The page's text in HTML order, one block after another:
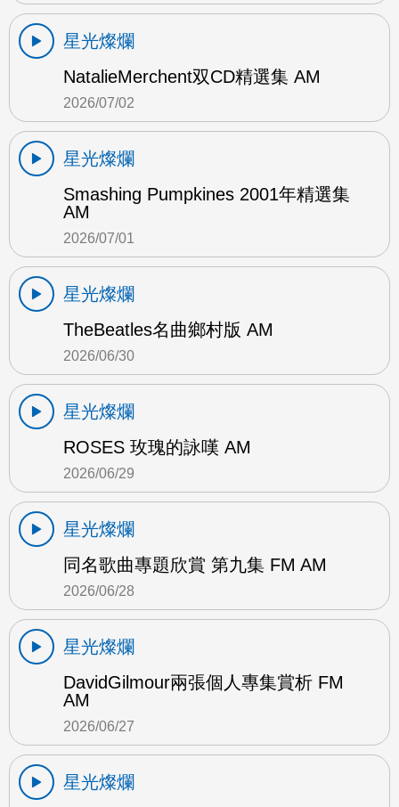
星光燦爛
NatalieMerchent双CD精選集 AM
2026/07/02
星光燦爛
Smashing Pumpkines 2001年精選集
AM
2026/07/01
星光燦爛
TheBeatles名曲鄉村版 AM
2026/06/30
星光燦爛
ROSES 玫瑰的詠嘆 AM
2026/06/29
星光燦爛
同名歌曲專題欣賞 第九集 FM AM
2026/06/28
星光燦爛
DavidGilmour兩張個人專集賞析 FM
AM
2026/06/27
星光燦爛